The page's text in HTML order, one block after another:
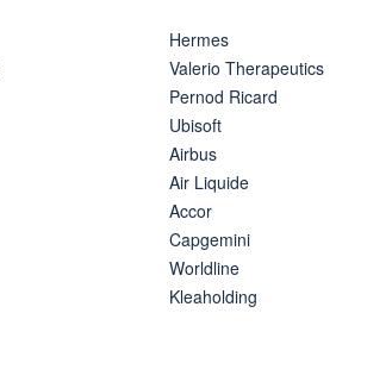
Hermes
Valerio Therapeutics
Pernod Ricard
Ubisoft
Airbus
Air Liquide
Accor
Capgemini
Worldline
Kleaholding